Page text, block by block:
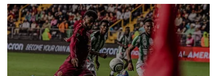
Gracias por suscribirte a nuestro boletín.
ACEPTAR